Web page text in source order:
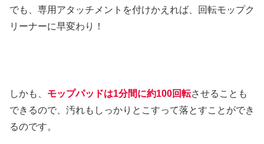
でも、専用アタッチメントを付けかえれば、回転モップク
リーナーに早変わり！
しかも、 モップパッドは1分間に約100回転させることも
できるので、汚れもしっかりとこすって落とすことができ
るのです。